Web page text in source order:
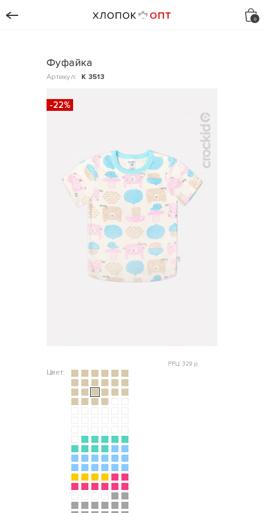
Фуфайка
Артикул: К 3513
-22%
Цвет:
РРЦ: 329 р.